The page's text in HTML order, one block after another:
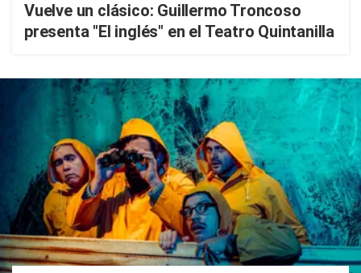
Vuelve un clásico: Guillermo Troncoso
presenta "El inglés" en el Teatro Quintanilla